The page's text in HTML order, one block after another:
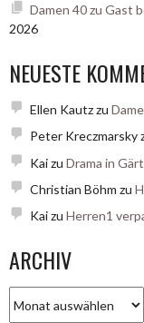
Damen 40 zu Gast
2026
NEUESTE
Ellen Kautzzu
Peter Kreczmarsky
Kaizu Drama in
Christian Böhm zu
Kaizu Herren1
ARCHIV